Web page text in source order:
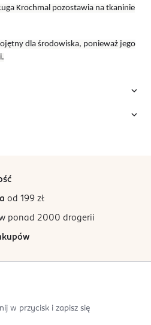
Krochmal pozostawia na tkaninie
dla środowiska, ponieważ jego
od 199 zł
ponad 2000 drogerii
w przycisk i zapisz się